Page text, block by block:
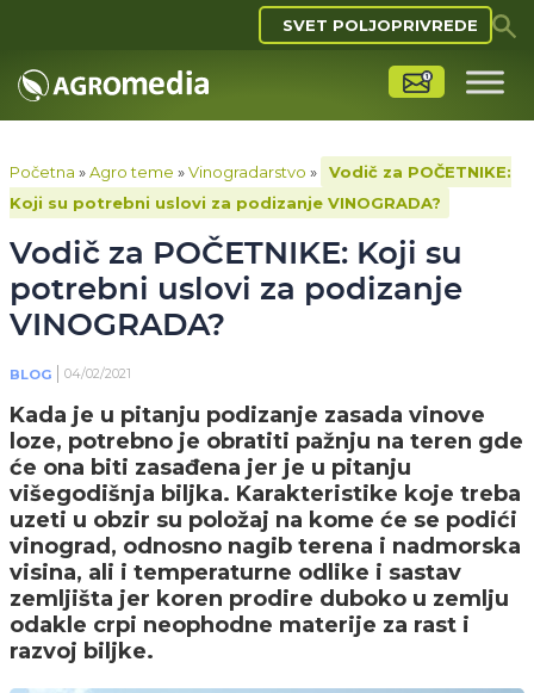
SVET POLJOPRIVREDE
Početna »Agro teme »Vinogradarstvo »
Vodič za POČETNIKE:
Koji su potrebni uslovi za podizanje VINOGRADA?
Vodič za POČETNIKE: Koji su
potrebni uslovi za podizanje
VINOGRADA?
BLOG 04/02/2021
Kada je u pitanju podizanje zasada vinove
loze, potrebno je obratiti pažnju na teren gde
će ona biti zasađena jer je u pitanju
višegodišnja biljka. Karakteristike koje treba
uzeti u obzir su položaj na kome će se podići
vinograd, odnosno nagib terena i nadmorska
visina, ali i temperaturne odlike i sastav
zemljišta jer koren prodire duboko u zemlju
odakle crpi neophodne materije za rast i
razvoj biljke.